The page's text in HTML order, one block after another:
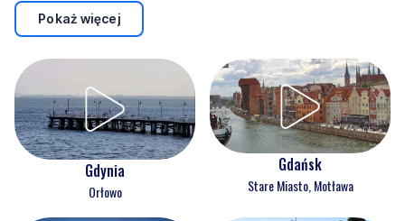
Pokaż więcej
Gdynia
Orłowo
Gdańsk
Stare Miasto, Motława